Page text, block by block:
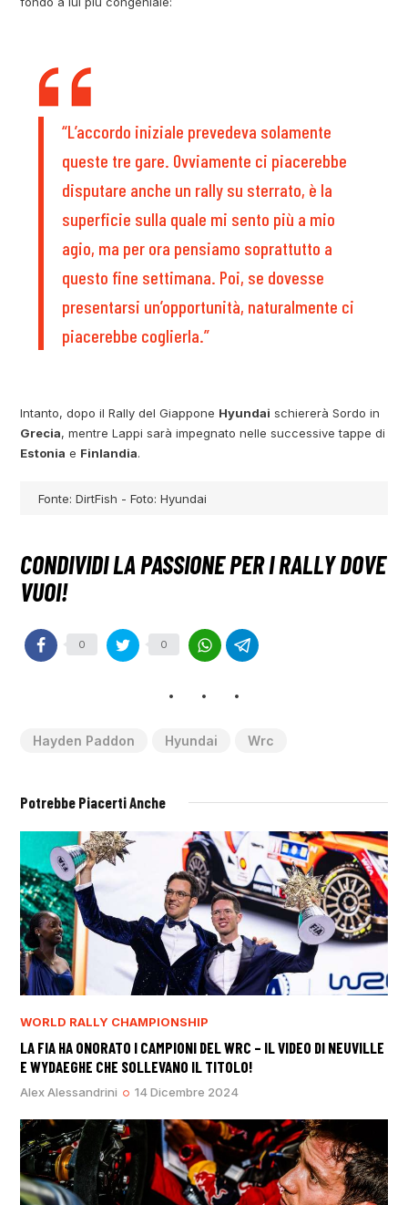
“L’accordo iniziale prevedeva solamente
queste tre gare. Ovviamente ci piacerebbe
disputare anche un rally su sterrato, è la
superficie sulla quale mi sento più a mio
agio, ma per ora pensiamo soprattutto a
questo fine settimana. Poi, se dovesse
presentarsi un’opportunità, naturalmente ci
piacerebbe coglierla.”
Intanto, dopo il Rally del Giappone Hyundai schiererà Sordo in
Grecia, mentre Lappi sarà impegnato nelle successive tappe di
Estonia e Finlandia.
Fonte: DirtFish - Foto: Hyundai
0 0
Hayden Paddon Hyundai Wrc
Potrebbe Piacerti Anche
WORLD RALLY CHAMPIONSHIP
LA FIA HA ONORATO I CAMPIONI DEL WRC – IL VIDEO DI NEUVILLE
E WYDAEGHE CHE SOLLEVANO IL TITOLO!
Alex Alessandrini 14 Dicembre 2024